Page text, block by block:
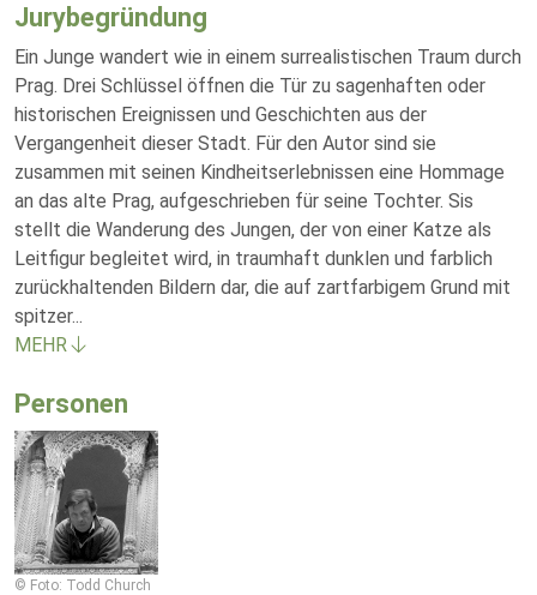
Jurybegründung
Ein Junge wandert wie in einem surrealistischen Traum durch
Prag. Drei Schlüssel öffnen die Tür zu sagenhaften oder
historischen Ereignissen und Geschichten aus der
Vergangenheit dieser Stadt. Für den Autor sind sie
zusammen mit seinen Kindheitserlebnissen eine Hommage
an das alte Prag, aufgeschrieben für seine Tochter. Sis
stellt die Wanderung des Jungen, der von einer Katze als
Leitfigur begleitet wird, in traumhaft dunklen und farblich
zurückhaltenden Bildern dar, die auf zartfarbigem Grund mit
spitzer...
MEHR
Personen
© Foto: Todd Church